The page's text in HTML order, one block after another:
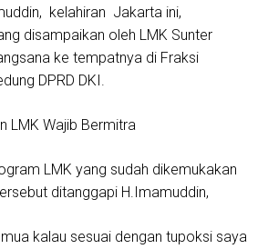
kelahiran Jakarta ini,
disampaikan oleh LMK Sunter
ke tempatnya di Fraksi
DPRD DKI.
LMK Wajib Bermitra
LMK yang sudah dikemukakan
ditanggapi H.Imamuddin,
kalau sesuai dengan tupoksi saya